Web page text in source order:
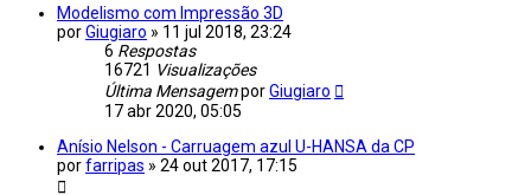
Modelismo com Impressão 3D
porGiugiaro » 11 jul 2018, 23:24
6 Respostas
16721 Visualizações
Última MensagemporGiugiaro
17 abr 2020, 05:05
Anísio Nelson - Carruagem azul U-HANSA da CP
porfarripas » 24 out 2017, 17:15